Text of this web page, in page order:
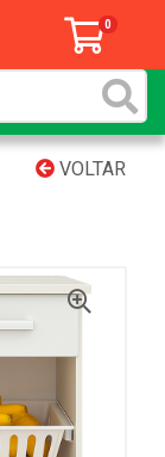
0
VOLTAR